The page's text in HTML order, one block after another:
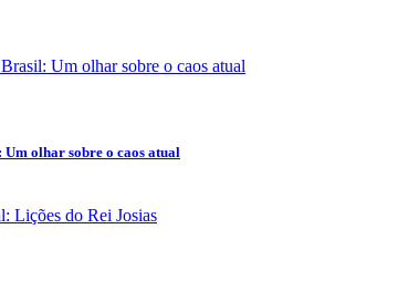
olhar sobre o caos atual